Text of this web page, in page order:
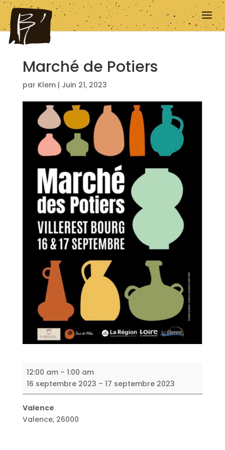
Marché de Potiers
par Klem| Juin 21, 2023
Marché
de
Potiers
12:00 am – 1:00 am
16 septembre 2023 – 17 septembre 2023
Valence
Valence, 26000